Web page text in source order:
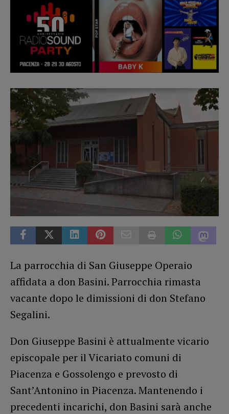
La parrocchia di San Giuseppe Operaio
affidata a don Basini. Parrocchia rimasta
vacante dopo le dimissioni di don Stefano
Segalini.
Don Giuseppe Basini è attualmente vicario
episcopale per il Vicariato comuni di
Piacenza e Gossolengo e prevosto di
Sant’Antonino in Piacenza. Mantenendo i
precedenti incarichi, don Basini sarà anche